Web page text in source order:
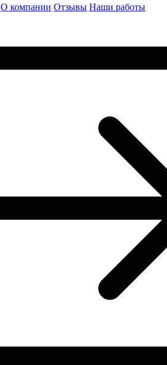
О компании Отзывы Наши работы